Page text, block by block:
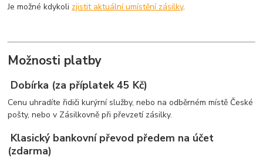
Je možné kdykoli zjistit aktuální umístění zásilky.
Možnosti platby
Dobírka (za příplatek 45 Kč)
Cenu uhradíte řidiči kurýrní služby, nebo na odběrném místě České
pošty, nebo v Zásilkovně při převzetí zásilky.
Klasický bankovní převod předem na účet
(zdarma)